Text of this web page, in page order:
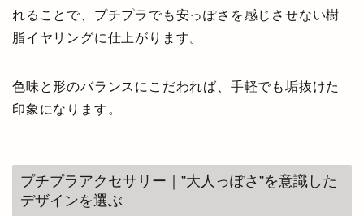
れることで、プチプラでも安っぽさを感じさせない樹
脂イヤリングに仕上がります。
色味と形のバランスにこだわれば、手軽でも垢抜けた
印象になります。
プチプラアクセサリー｜”大人っぽさ”を意識した
デザインを選ぶ